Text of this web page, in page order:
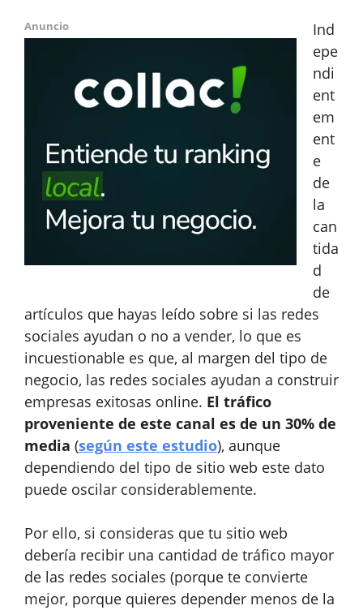
Anuncio
Ind
epe
ndi
ent
em
ent
e
de
la
can
tida
d
de
artículos que hayas leído sobre si las redes
sociales ayudan o no a vender, lo que es
incuestionable es que, al margen del tipo de
negocio, las redes sociales ayudan a construir
empresas exitosas online. El tráfico
proveniente de este canal es de un 30% de
media (según este estudio), aunque
dependiendo del tipo de sitio web este dato
puede oscilar considerablemente.
Por ello, si consideras que tu sitio web
debería recibir una cantidad de tráfico mayor
de las redes sociales (porque te convierte
mejor, porque quieres depender menos de la